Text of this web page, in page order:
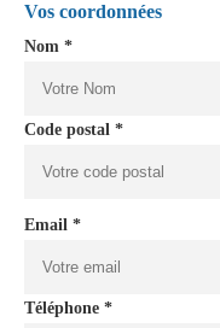
Vos coordonnées
Nom *
Code postal *
Email *
Téléphone *